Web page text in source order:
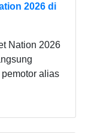
2026 di
Nation 2026
alias